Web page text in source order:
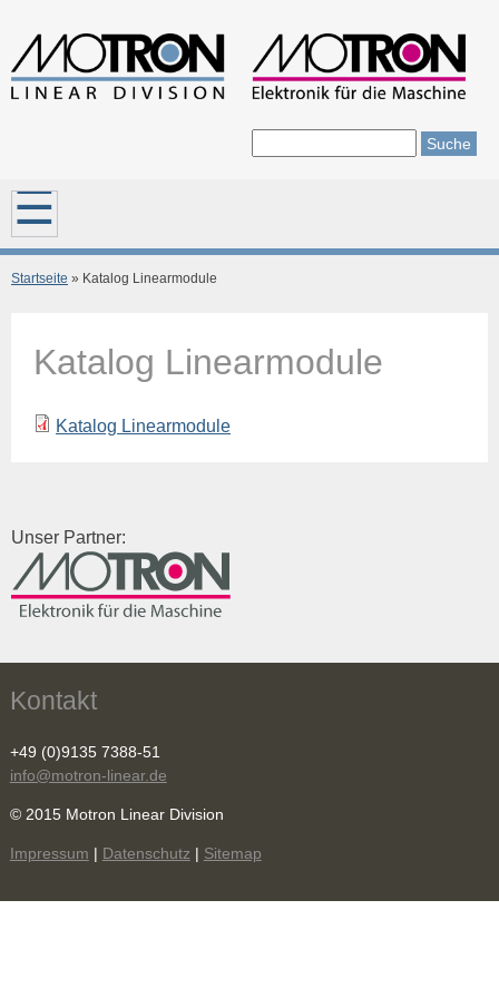
Suchformular
Sie sind hier
Startseite » Katalog Linearmodule
Katalog Linearmodule
Katalog Linearmodule
Unser Partner:
Kontakt
+49 (0)9135 7388-51
info@motron-linear.de
© 2015 Motron Linear Division
Impressum | Datenschutz| Sitemap